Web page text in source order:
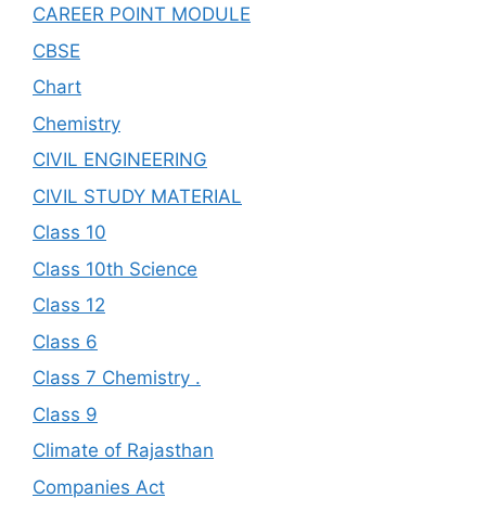
CAREER POINT MODULE
CBSE
Chart
Chemistry
CIVIL ENGINEERING
CIVIL STUDY MATERIAL
Class 10
Class 10th Science
Class 12
Class 6
Class 7 Chemistry .
Class 9
Climate of Rajasthan
Companies Act